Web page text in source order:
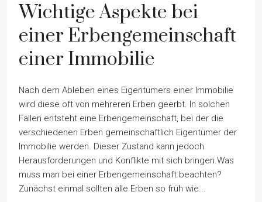
Wichtige Aspekte bei
einer Erbengemeinschaft
einer Immobilie
Nach dem Ableben eines Eigentümers einer Immobilie
wird diese oft von mehreren Erben geerbt. In solchen
Fällen entsteht eine Erbengemeinschaft, bei der die
verschiedenen Erben gemeinschaftlich Eigentümer der
Immobilie werden. Dieser Zustand kann jedoch
Herausforderungen und Konflikte mit sich bringen.Was
muss man bei einer Erbengemeinschaft beachten?
Zunächst einmal sollten alle Erben so früh wie...